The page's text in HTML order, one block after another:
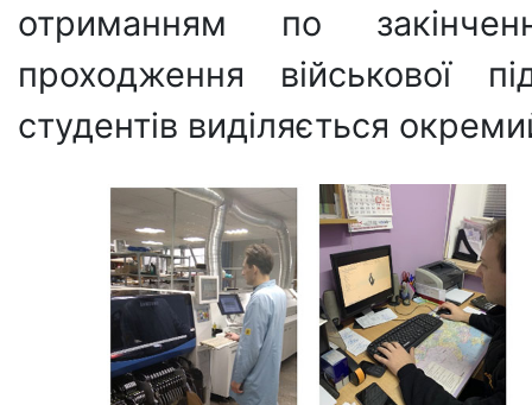
отриманням по
проходження військової
студентів виділяється